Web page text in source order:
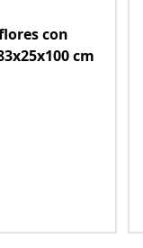
con
cm